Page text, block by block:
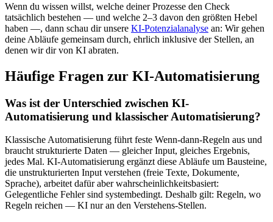
Wenn du wissen willst, welche deiner Prozesse den Check
tatsächlich bestehen — und welche 2–3 davon den größten Hebel
haben —, dann schau dir unsere KI-Potenzialanalyse an: Wir gehen
deine Abläufe gemeinsam durch, ehrlich inklusive der Stellen, an
denen wir dir von KI abraten.
Häufige Fragen zur KI-Automatisierung
Was ist der Unterschied zwischen KI-
Automatisierung und klassischer Automatisierung?
Klassische Automatisierung führt feste Wenn-dann-Regeln aus und
braucht strukturierte Daten — gleicher Input, gleiches Ergebnis,
jedes Mal. KI-Automatisierung ergänzt diese Abläufe um Bausteine,
die unstrukturierten Input verstehen (freie Texte, Dokumente,
Sprache), arbeitet dafür aber wahrscheinlichkeitsbasiert:
Gelegentliche Fehler sind systembedingt. Deshalb gilt: Regeln, wo
Regeln reichen — KI nur an den Verstehens-Stellen.